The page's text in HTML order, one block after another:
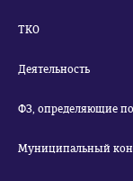
ТКО
Деятельность
ФЗ, определяющие
Муниципальный